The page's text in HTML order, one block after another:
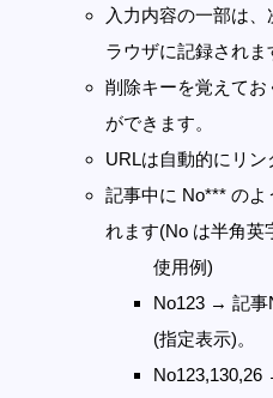
入力内容の一部は
ラウザに記録されま
削除キーを覚えて
ができます。
URLは自動的にリン
記事中に No*** のよ
れます(No は半角英
使用例)
No123 → 記事
(指定表示)。
No123,130,26